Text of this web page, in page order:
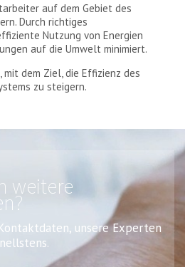
auf dem Gebiet des
Durch richtiges
Nutzung von Energien
auf die Umwelt minimiert.
mit dem Ziel, die Effizienz des
zu steigern.
weitere
unsere Experten